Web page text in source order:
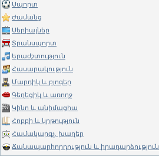
Սպորտ
Ժամանց
Սերիալներ
Տրանսպորտ
Երաժշտություն
Հասարակություն
Մարդիկ և բլոգեր
Գեղեցիկ և առողջ
Կինո և անիմացիա
Հոբբի և կրթություն
Համակարգչ. խաղեր
Ճանապարհորդություն և իրադարձություն